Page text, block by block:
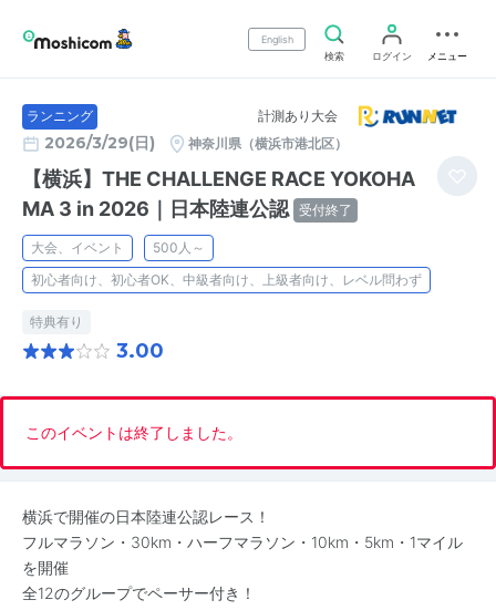
English
検索
ログイン メニュー
ランニング 計測あり大会
2026/3/29(日) 神奈川県（横浜市港北区）
【横浜】THE CHALLENGE RACE YOKOHA
MA 3 in 2026｜日本陸連公認 受付終了
大会、イベント
500人～
初心者向け、初心者OK、中級者向け、上級者向け、レベル問わず
特典有り
3.00
このイベントは終了しました。
横浜で開催の日本陸連公認レース！
フルマラソン・30km・ハーフマラソン・10km・5km・1マイル
を開催
全12のグループでペーサー付き！